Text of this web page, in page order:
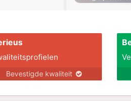
Bevestigde kwaliteit